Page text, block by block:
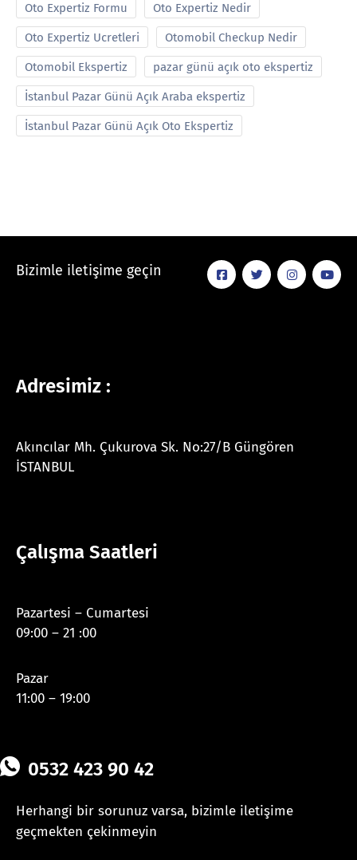
Oto Expertiz Formu Oto Expertiz Nedir
Oto Expertiz Ucretleri Otomobil Checkup Nedir
Otomobil Ekspertiz pazar günü açık oto ekspertiz
İstanbul Pazar Günü Açık Araba ekspertiz
İstanbul Pazar Günü Açık Oto Ekspertiz
Bizimle iletişime geçin
Adresimiz :
Akıncılar Mh. Çukurova Sk. No:27/B Güngören
İSTANBUL
Çalışma Saatleri
Pazartesi – Cumartesi
09:00 – 21 :00
Pazar
11:00 – 19:00
0532 423 90 42
Herhangi bir sorunuz varsa, bizimle iletişime
geçmekten çekinmeyin